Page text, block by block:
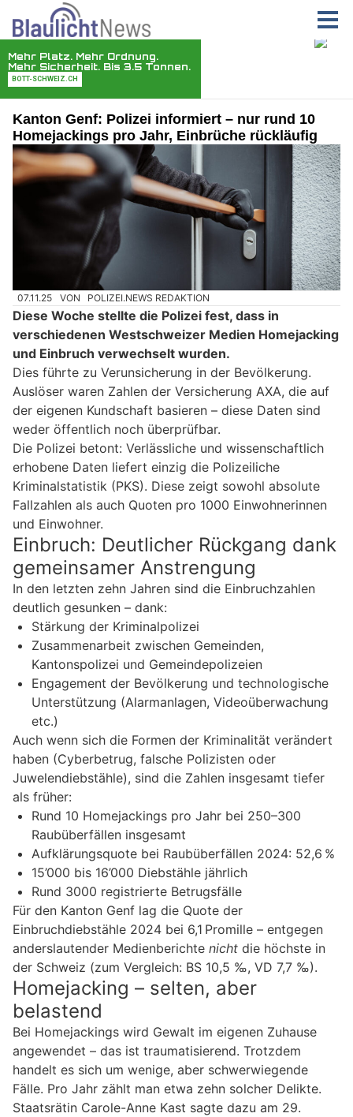
Kanton Genf: Polizei informiert – nur rund 10
Homejackings pro Jahr, Einbrüche rückläufig
07.11.25 VON POLIZEI.NEWS REDAKTION
Diese Woche stellte die Polizei fest, dass in
verschiedenen Westschweizer Medien Homejacking
und Einbruch verwechselt wurden.
Dies führte zu Verunsicherung in der Bevölkerung.
Auslöser waren Zahlen der Versicherung AXA, die auf
der eigenen Kundschaft basieren – diese Daten sind
weder öffentlich noch überprüfbar.
Die Polizei betont: Verlässliche und wissenschaftlich
erhobene Daten liefert einzig die Polizeiliche
Kriminalstatistik (PKS). Diese zeigt sowohl absolute
Fallzahlen als auch Quoten pro 1000 Einwohnerinnen
und Einwohner.
Einbruch: Deutlicher Rückgang dank
gemeinsamer Anstrengung
In den letzten zehn Jahren sind die Einbruchzahlen
deutlich gesunken – dank:
Stärkung der Kriminalpolizei
Zusammenarbeit zwischen Gemeinden,
Kantonspolizei und Gemeindepolizeien
Engagement der Bevölkerung und technologische
Unterstützung (Alarmanlagen, Videoüberwachung
etc.)
Auch wenn sich die Formen der Kriminalität verändert
haben (Cyberbetrug, falsche Polizisten oder
Juwelendiebstähle), sind die Zahlen insgesamt tiefer
als früher:
Rund 10 Homejackings pro Jahr bei 250–300
Raubüberfällen insgesamt
Aufklärungsquote bei Raubüberfällen 2024: 52,6 %
15’000 bis 16’000 Diebstähle jährlich
Rund 3000 registrierte Betrugsfälle
Für den Kanton Genf lag die Quote der
Einbruchdiebstähle 2024 bei 6,1 Promille – entgegen
anderslautender Medienberichte nicht die höchste in
der Schweiz (zum Vergleich: BS 10,5 ‰, VD 7,7 ‰).
Homejacking – selten, aber
belastend
Bei Homejackings wird Gewalt im eigenen Zuhause
angewendet – das ist traumatisierend. Trotzdem
handelt es sich um wenige, aber schwerwiegende
Fälle. Pro Jahr zählt man etwa zehn solcher Delikte.
Staatsrätin Carole-Anne Kast sagte dazu am 29.